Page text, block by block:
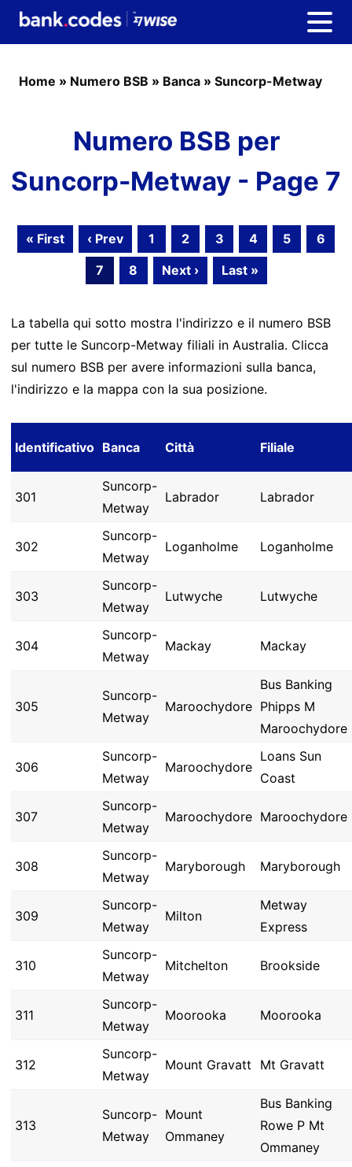
Home » Numero BSB » Banca » Suncorp-Metway
Numero BSB per
Suncorp-Metway - Page 7
« First ‹ Prev 1 2 3 4 5
6
7
8 Next › Last »
La tabella qui sotto mostra l'indirizzo e il numero BSB
per tutte le Suncorp-Metway filiali in Australia. Clicca
sul numero BSB per avere informazioni sulla banca,
l'indirizzo e la mappa con la sua posizione.
Identificativo Banca Città Filiale
301
Suncorp-
Metway
Labrador Labrador
302
Suncorp-
Metway
Loganholme Loganholme
303
Suncorp-
Metway
Lutwyche Lutwyche
304
Suncorp-
Metway
Mackay Mackay
305
Suncorp-
Metway
Maroochydore
Bus Banking
Phipps M
Maroochydore
306
Suncorp-
Metway
Maroochydore
Loans Sun
Coast
307
Suncorp-
Metway
Maroochydore Maroochydore
308
Suncorp-
Metway
Maryborough Maryborough
309
Suncorp-
Metway
Milton
Metway
Express
310
Suncorp-
Metway
Mitchelton Brookside
311
Suncorp-
Metway
Moorooka Moorooka
312
Suncorp-
Metway
Mount Gravatt Mt Gravatt
313
Suncorp-
Metway
Mount
Ommaney
Bus Banking
Rowe P Mt
Ommaney